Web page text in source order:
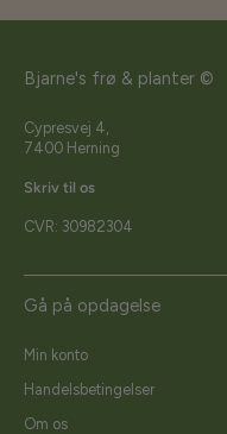
Bjarne's frø & planter ©
Cypresvej 4,
7400 Herning
Skriv til os
CVR: 30982304
Gå på opdagelse
Min konto
Handelsbetingelser
Om os